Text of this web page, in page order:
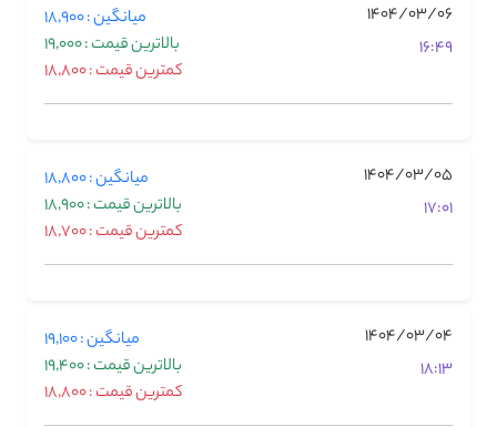
1404/03/06
16:49
میانگین : 18,900
بالاترین قیمت : 19,000
کمترین قیمت : 18,800
1404/03/05
17:01
میانگین : 18,800
بالاترین قیمت : 18,900
کمترین قیمت : 18,700
1404/03/04
18:13
میانگین : 19,100
بالاترین قیمت : 19,400
کمترین قیمت : 18,800